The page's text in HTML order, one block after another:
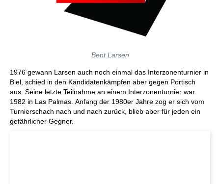
Bent Larsen
1976 gewann Larsen auch noch einmal das Interzonenturnier in
Biel, schied in den Kandidatenkämpfen aber gegen Portisch
aus. Seine letzte Teilnahme an einem Interzonenturnier war
1982 in Las Palmas. Anfang der 1980er Jahre zog er sich vom
Turnierschach nach und nach zurück, blieb aber für jeden ein
gefährlicher Gegner.